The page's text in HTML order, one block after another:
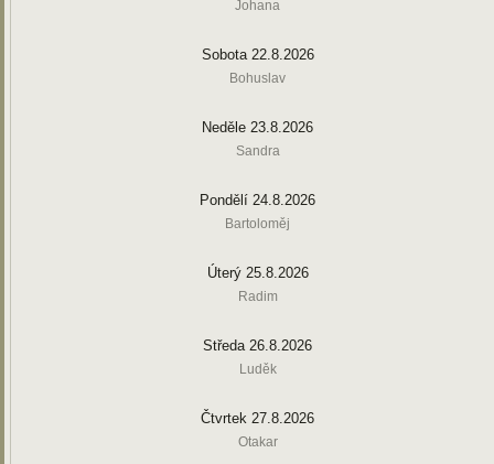
Johana
Sobota 22.8.2026
Bohuslav
Neděle 23.8.2026
Sandra
Pondělí 24.8.2026
Bartoloměj
Úterý 25.8.2026
Radim
Středa 26.8.2026
Luděk
Čtvrtek 27.8.2026
Otakar